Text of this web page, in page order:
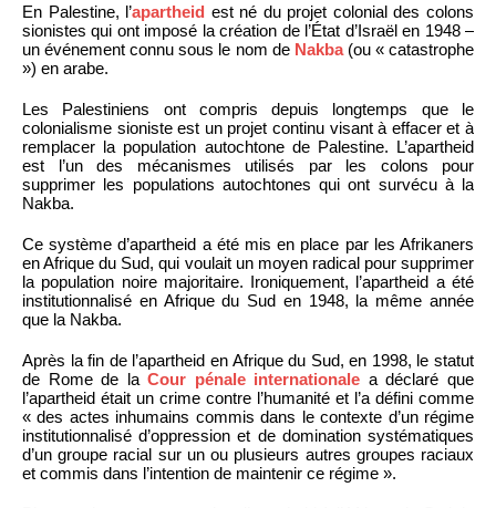
En Palestine, l’apartheid est né du projet colonial des colons
sionistes qui ont imposé la création de l’État d’Israël en 1948 –
un événement connu sous le nom de Nakba(ou « catastrophe
») en arabe.
Les Palestiniens ont compris depuis longtemps que le
colonialisme sioniste est un projet continu visant à effacer et à
remplacer la population autochtone de Palestine. L’apartheid
est l’un des mécanismes utilisés par les colons pour
supprimer les populations autochtones qui ont survécu à la
Nakba.
Ce système d’apartheid a été mis en place par les Afrikaners
en Afrique du Sud, qui voulait un moyen radical pour supprimer
la population noire majoritaire. Ironiquement, l’apartheid a été
institutionnalisé en Afrique du Sud en 1948, la même année
que la Nakba.
Après la fin de l’apartheid en Afrique du Sud, en 1998, le statut
de Rome de laCour pénale internationale a déclaré que
l’apartheid était un crime contre l’humanité et l’a défini comme
« des actes inhumains commis dans le contexte d’un régime
institutionnalisé d’oppression et de domination systématiques
d’un groupe racial sur un ou plusieurs autres groupes raciaux
et commis dans l’intention de maintenir ce régime ».